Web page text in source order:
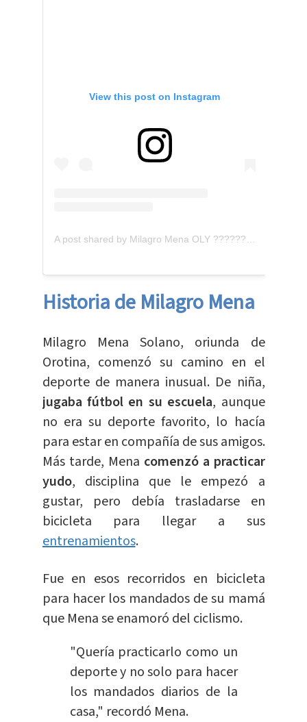
View this post on Instagram
Historia de Milagro Mena
Milagro Mena Solano, oriunda de
Orotina, comenzó su camino en el
deporte de manera inusual. De niña,
jugaba fútbol en su escuela, aunque
no era su deporte favorito, lo hacía
para estar en compañía de sus amigos.
Más tarde, Mena comenzó a practicar
yudo, disciplina que le empezó a
gustar, pero debía trasladarse en
bicicleta para llegar a sus
entrenamientos.
Fue en esos recorridos en bicicleta
para hacer los mandados de su mamá
que Mena se enamoró del ciclismo.
"Quería practicarlo como un
deporte y no solo para hacer
los mandados diarios de la
casa," recordó Mena.